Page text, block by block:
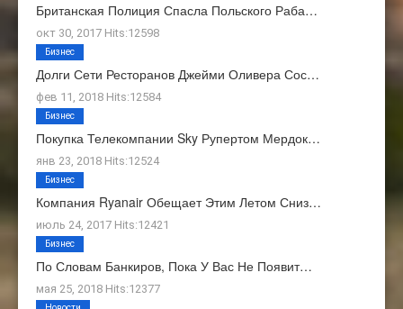
Британская Полиция Спасла Польского Раба…
окт 30, 2017 Hits:12598
Долги Сети Ресторанов Джейми Оливера Сос…
фев 11, 2018 Hits:12584
Бизнес
Покупка Телекомпании Sky Рупертом Мердок…
янв 23, 2018 Hits:12524
Бизнес
Компания Ryanair Обещает Этим Летом Сниз…
июль 24, 2017 Hits:12421
Бизнес
По Словам Банкиров, Пока У Вас Не Появит…
мая 25, 2018 Hits:12377
Бизнес